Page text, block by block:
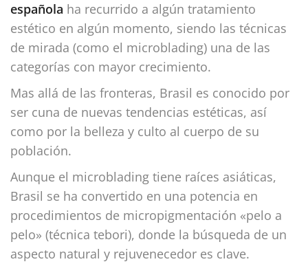
española ha recurrido a algún tratamiento
estético en algún momento, siendo las técnicas
de mirada (como el microblading) una de las
categorías con mayor crecimiento.
Mas allá de las fronteras, Brasil es conocido por
ser cuna de nuevas tendencias estéticas, así
como por la belleza y culto al cuerpo de su
población.
Aunque el microblading tiene raíces asiáticas,
Brasil se ha convertido en una potencia en
procedimientos de micropigmentación «pelo a
pelo» (técnica tebori), donde la búsqueda de un
aspecto natural y rejuvenecedor es clave.